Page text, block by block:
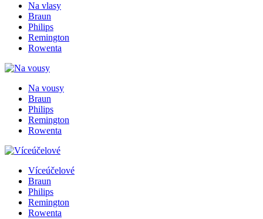
Na vlasy
Braun
Philips
Remington
Rowenta
Na vousy
Braun
Philips
Remington
Rowenta
Víceúčelové
Braun
Philips
Remington
Rowenta